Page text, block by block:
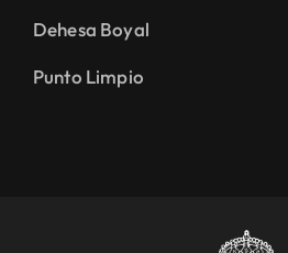
Dehesa Boyal
Punto Limpio